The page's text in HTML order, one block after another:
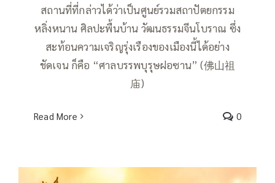
สถานที่ที่กล่าวได้ว่าเป็นศูนย์รวมสถาปัตยกรรม
หลิ่งหนาน ศิลปะพื้นบ้าน วัฒนธรรมจีนโบราณ ซึ่ง
สะท้อนความเจริญรุ่งเรืองของเมืองนี้ได้อย่าง
ชัดเจน ก็คือ “ศาลบรรพบุรุษฝอซาน” (佛山祖
庙)
Read More 0